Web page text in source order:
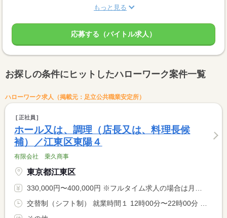
もっと見る
応募する（バイトル求人）
お探しの条件にヒットしたハローワーク案件一覧
ハローワーク求人（掲載元：足立公共職業安定所）
正社員
ホール又は、調理（店長又は、料理長候
補）／江東区東陽４
有限会社 乗久商事
東京都江東区
330,000円〜400,000円 ※フルタイム求人の場合は月額（換算額）、パート求人の場合は時間額を表示しています。